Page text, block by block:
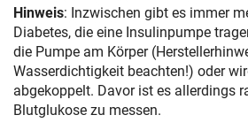
Hinweis: Inzwischen gibt es immer
Diabetes, die eine Insulinpumpe
die Pumpe am Körper
Wasserdichtigkeit beachten!) oder
abgekoppelt. Davor ist es allerdings
Blutglukose zu messen.